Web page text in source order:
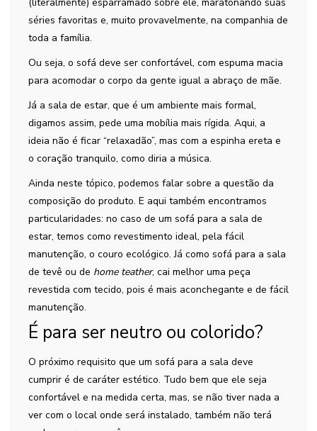
séries favoritas e, muito provavelmente, na companhia de
toda a família.
Ou seja, o sofá deve ser confortável, com espuma macia
para acomodar o corpo da gente igual a abraço de mãe.
Já a sala de estar, que é um ambiente mais formal,
digamos assim, pede uma mobília mais rígida. Aqui, a
ideia não é ficar “relaxadão”, mas com a espinha ereta e
o coração tranquilo, como diria a música.
Ainda neste tópico, podemos falar sobre a questão da
composição do produto. E aqui também encontramos
particularidades: no caso de um sofá para a sala de
estar, temos como revestimento ideal, pela fácil
manutenção, o couro ecológico. Já como sofá para a sala
de tevê ou de home teather, cai melhor uma peça
revestida com tecido, pois é mais aconchegante e de fácil
manutenção.
É para ser neutro ou colorido?
O próximo requisito que um sofá para a sala deve
cumprir é de caráter estético. Tudo bem que ele seja
confortável e na medida certa, mas, se não tiver nada a
ver com o local onde será instalado, também não terá